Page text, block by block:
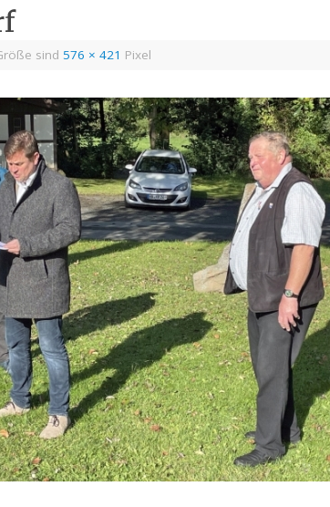
sind 576 × 421 Pixel